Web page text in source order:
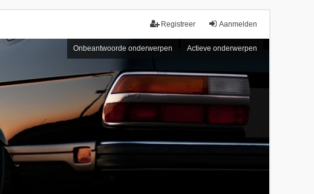
Aanmelden
Registreer
Onbeantwoorde onderwerpen Actieve onderwerpen